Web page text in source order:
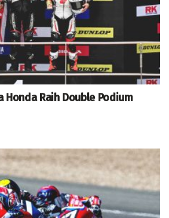
Honda Raih Double Podium